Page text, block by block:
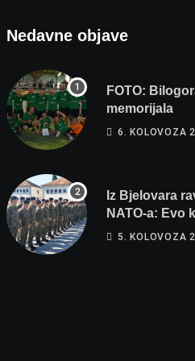
Nedavne objave
FOTO:
memorijala
6. KOLOVOZA
Iz Bjelovara
NATO-a: Evo
vojnika i 6
5. KOLOVOZA